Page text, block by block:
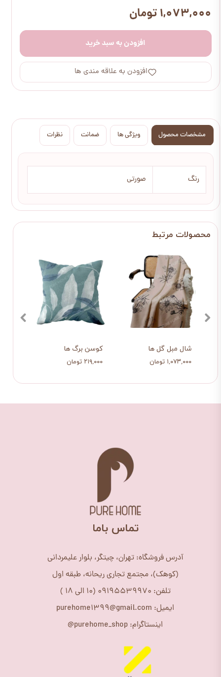
۱,۰۷۳,۰۰۰ تومان
افزودن به سبد خرید
افزودن به علاقه مندی ها
مشخصات محصول ویژگی ها ضمانت نظرات
رنگ صورتی
شال مبل گل ها
۱,۰۷۳,۰۰۰ تومان
شال مبل برگ ها
۱,۰۷۳,۰۰۰ تومان
​تماس باما
آدرس فروشگاه: تهران، چیتگر، بلوار علیمردانی
(کوهک)، مجتمع تجاری ریحانه، طبقه اول
تلفن: 09195539970 (10 الی 18 )
ایمیل: purehome1399@gmail.com
اینستاگرام: purehome_shop@